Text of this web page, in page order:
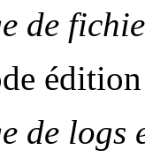
de
de logs